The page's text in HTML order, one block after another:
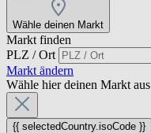
Wähle deinen Markt
Markt finden
PLZ / Ort
Markt ändern
Wähle hier deinen Markt aus
{{ selectedCountry.isoCode }}